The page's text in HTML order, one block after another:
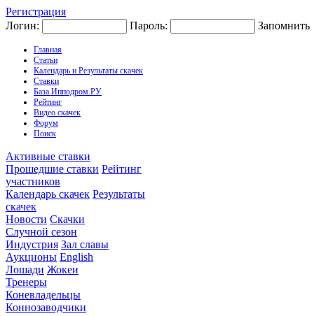
Регистрация
Логин:
Пароль: Запомнить
Главная
Статьи
Календарь и Результаты скачек
Ставки
База Ипподром.РУ
Рейтинг
Видео скачек
Форум
Поиск
Активные ставки
Прошедшие ставки Рейтинг
участников
Календарь скачек Результаты
скачек
Новости Скачки
Случной сезон
Индустрия Зал славы
Аукционы English
Лошади Жокеи
Тренеры
Коневладельцы
Коннозаводчики